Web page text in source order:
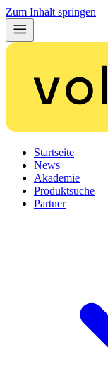
Zum Inhalt springen
Startseite
News
Akademie
Produktsuche
Partner